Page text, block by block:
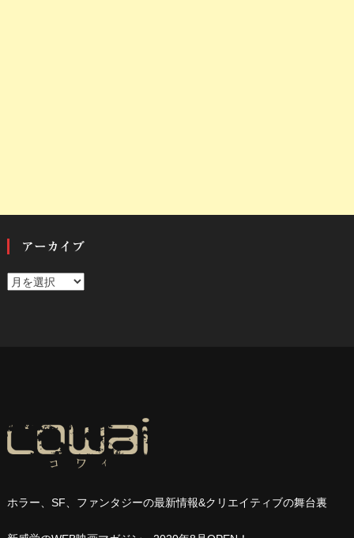
アーカイブ
ア
ホラー、SF、ファンタジーの最新情報&クリエイティブの舞台裏